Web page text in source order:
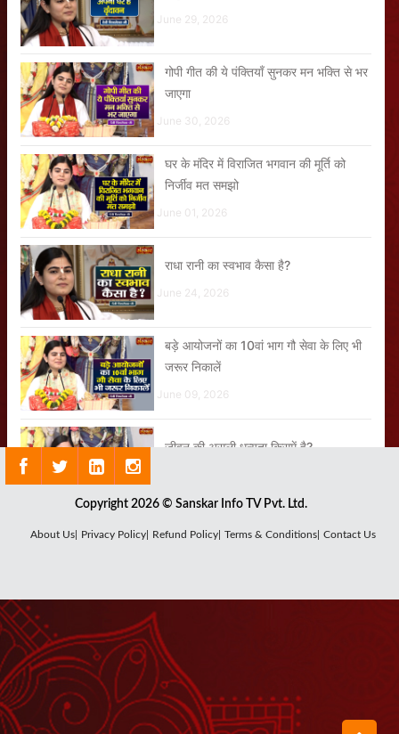
June 29, 2026
गोपी गीत की ये पंक्तियाँ सुनकर मन भक्ति से भर
जाएगा
June 30, 2026
घर के मंदिर में विराजित भगवान की मूर्ति को
निर्जीव मत समझो
June 01, 2026
राधा रानी का स्वभाव कैसा है?
June 24, 2026
बड़े आयोजनों का 10वां भाग गौ सेवा के लिए भी
जरूर निकालें
June 09, 2026
जीवन की असली धन्यता किसमें है?
जब सूरदास जी को हुए भगवान के दर्शन
June 15, 2026
कथा में वही आता है, जिसे भगवान से प्रेम होता है
Copyright 2026 © Sanskar Info TV Pvt. Ltd.
About Us| Privacy Policy| Refund Policy| Terms & Conditions| Contact Us